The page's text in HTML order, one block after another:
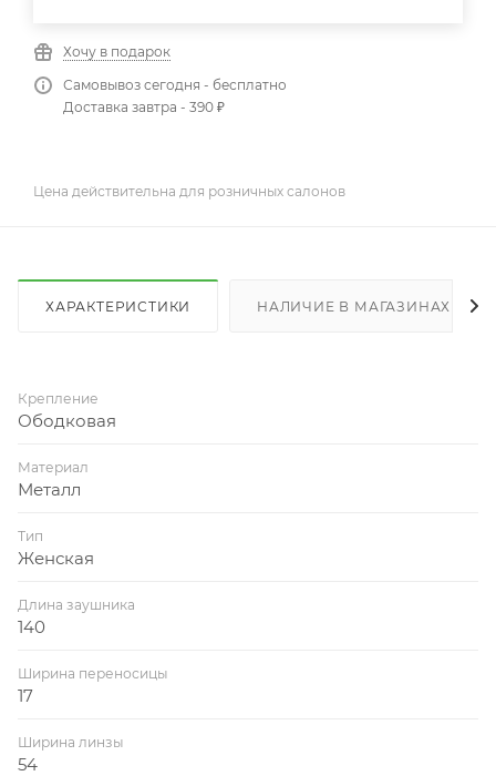
Хочу в подарок
Самовывоз сегодня - бесплатно
Доставка завтра - 390 ₽
Цена действительна для розничных салонов
ХАРАКТЕРИСТИКИ НАЛИЧИЕ В МАГАЗИНАХ
Крепление
Ободковая
Материал
Металл
Тип
Женская
Длина заушника
140
Ширина переносицы
17
Ширина линзы
54